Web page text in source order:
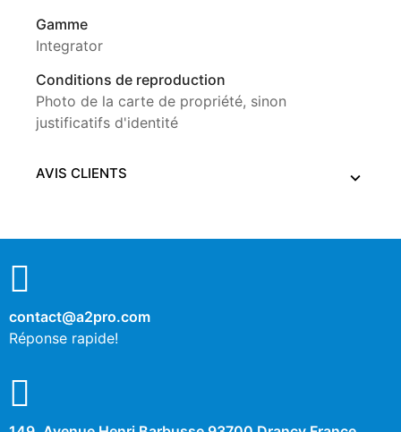
Gamme
Integrator
Conditions de reproduction
Photo de la carte de propriété, sinon
justificatifs d'identité
AVIS CLIENTS
contact@a2pro.com
Réponse rapide!